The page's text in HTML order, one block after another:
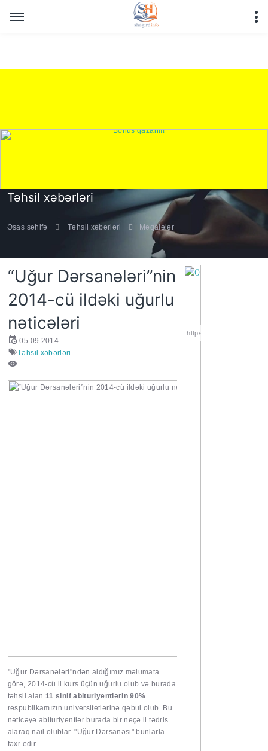
Warning
: Undefined array key "HTTP_REFERER" in
/home/shagirdinfo/public_html/articles/article_main_file.php
Təhsil xəbərləri
Əsas səhifə Təhsil xəbərləri Məqalələr
“Uğur Dərsanələri”nin
2014-cü ildəki uğurlu
nəticələri
05.09.2014
Təhsil xəbərləri
"Uğur Dərsanələri"ndən aldığımız məlumata
görə, 2014-cü il kurs üçün uğurlu olub və burada
təhsil alan11 sinif abituriyentlərin 90%
respublikamızın universitetlərinə qəbul olub. Bu
nəticəyə abituriyentlər burada bir neçə il tədris
alaraq nail olublar. "Uğur Dərsanəsi" bunlarla
fəxr edir.
https://wa.me/